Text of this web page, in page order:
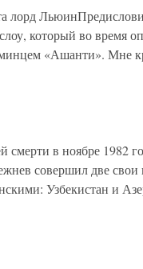
который во время
«Ашанти». Мне
смерти в ноябре 1982
совершил две свои
Узбекистан и